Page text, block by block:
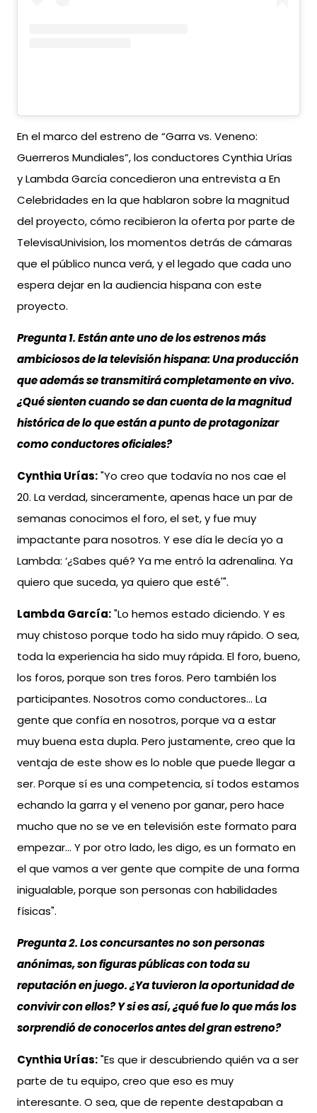
En el marco del estreno de “Garra vs. Veneno:
Guerreros Mundiales”, los conductores Cynthia Urías
y Lambda García concedieron una entrevista a En
Celebridades en la que hablaron sobre la magnitud
del proyecto, cómo recibieron la oferta por parte de
TelevisaUnivision, los momentos detrás de cámaras
que el público nunca verá, y el legado que cada uno
espera dejar en la audiencia hispana con este
proyecto.
Pregunta 1. Están ante uno de los estrenos más
ambiciosos de la televisión hispana: Una producción
que además se transmitirá completamente en vivo.
¿Qué sienten cuando se dan cuenta de la magnitud
histórica de lo que están a punto de protagonizar
como conductores oficiales?
Cynthia Urías:"Yo creo que todavía no nos cae el
20. La verdad, sinceramente, apenas hace un par de
semanas conocimos el foro, el set, y fue muy
impactante para nosotros. Y ese día le decía yo a
Lambda: ‘¿Sabes qué? Ya me entró la adrenalina. Ya
quiero que suceda, ya quiero que esté'".
Lambda García:"Lo hemos estado diciendo. Y es
muy chistoso porque todo ha sido muy rápido. O sea,
toda la experiencia ha sido muy rápida. El foro, bueno,
los foros, porque son tres foros. Pero también los
participantes. Nosotros como conductores… La
gente que confía en nosotros, porque va a estar
muy buena esta dupla. Pero justamente, creo que la
ventaja de este show es lo noble que puede llegar a
ser. Porque sí es una competencia, sí todos estamos
echando la garra y el veneno por ganar, pero hace
mucho que no se ve en televisión este formato para
empezar… Y por otro lado, les digo, es un formato en
el que vamos a ver gente que compite de una forma
inigualable, porque son personas con habilidades
físicas".
Pregunta 2. Los concursantes no son personas
anónimas, son figuras públicas con toda su
reputación en juego. ¿Ya tuvieron la oportunidad de
convivir con ellos? Y si es así, ¿qué fue lo que más los
sorprendió de conocerlos antes del gran estreno?
Cynthia Urías:"Es que ir descubriendo quién va a ser
parte de tu equipo, creo que eso es muy
interesante. O sea, que de repente destapaban a